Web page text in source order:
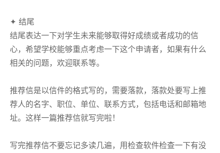
✦ 结尾
结尾表达一下对学生未来能够取得好成绩或者成功的信
心，希望学校能够重点考虑一下这个申请者，如果有什么
相关的问题，欢迎联系等。
推荐信是以信件的格式写的，需要落款，落款处要写上推
荐人的名字、职位、单位、联系方式，包括电话和邮箱地
址。这样一篇推荐信就写完啦！
写完推荐信不要忘记多读几遍，用检查软件检查一下有没